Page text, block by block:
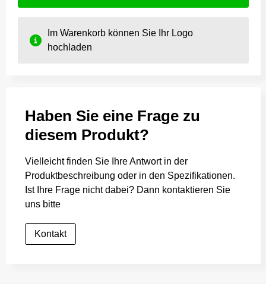
Im Warenkorb können Sie Ihr Logo
hochladen
Haben Sie eine Frage zu
diesem Produkt?
Vielleicht finden Sie Ihre Antwort in der
Produktbeschreibung oder in den Spezifikationen.
Ist Ihre Frage nicht dabei? Dann kontaktieren Sie
uns bitte
Kontakt